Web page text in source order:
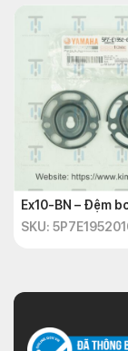
Ex10-BN – Đệm
SKU: